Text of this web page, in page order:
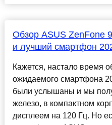
Обзор ASUS ZenFone
и лучший смартфон
Кажется, настало время
ожидаемого смартфона
были услышаны и мы
железо, в компактном
дисплеем на 120 Гц. Но